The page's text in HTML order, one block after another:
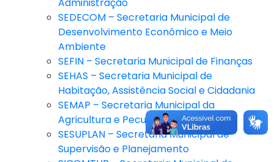
Administração
SEDECOM – Secretaria Municipal de
Desenvolvimento Econômico e Meio
Ambiente
SEFIN – Secretaria Municipal de Finanças
SEHAS – Secretaria Municipal de
Habitação, Assistência Social e Cidadania
SEMAP – Secretaria Municipal da
Agricultura e Pecuária
SESUPLAN – Secretaria Municipal de
Supervisão e Planejamento